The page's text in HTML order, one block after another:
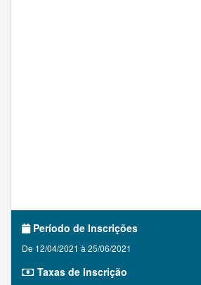
Período de Inscrições
De 12/04/2021 à 25/06/2021
Taxas de Inscrição